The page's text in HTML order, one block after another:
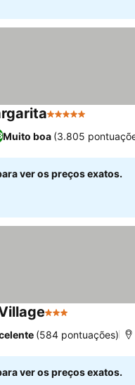
5 Estrelas
Muito boa (3.805
ver os preços exatos.
3 Estrelas
(584 pontuações)
ver os preços exatos.